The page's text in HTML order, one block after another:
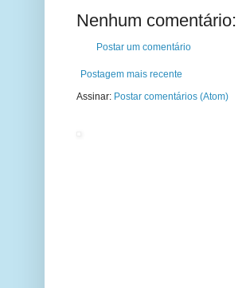
Nenhum comentário:
Postar um comentário
Postagem mais recente
Assinar: Postar comentários (Atom)